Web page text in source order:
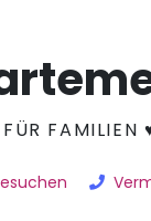
FAMILIEN